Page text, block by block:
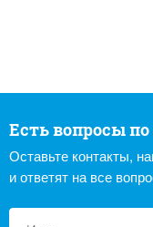
Есть вопросы
Оставьте контакты,
и ответят на все